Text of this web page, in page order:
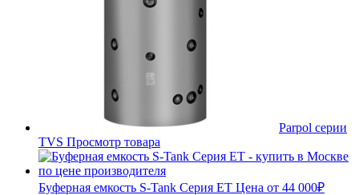
Parpol серии
TVS Просмотр товара
Буферная емкость S-Tank Серия ET Цена от 44 000₽